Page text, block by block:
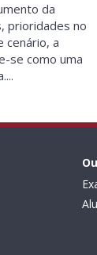
da
prioridades no
cenário, a
se como uma